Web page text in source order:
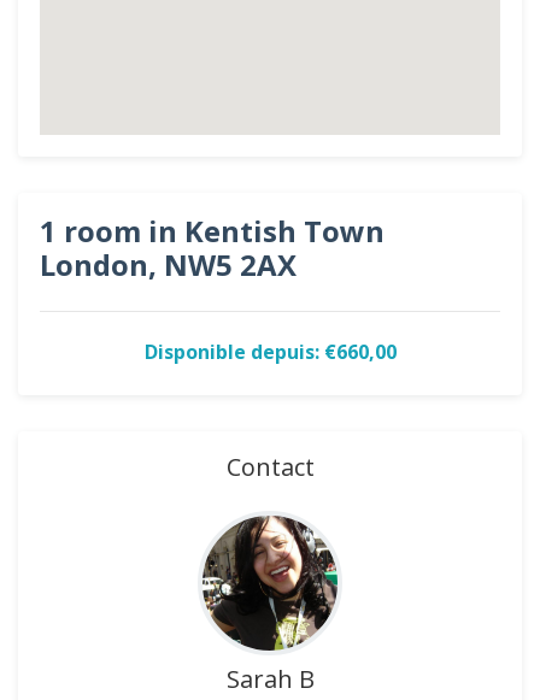
1 room in Kentish Town
London, NW5 2AX
Disponible depuis: €660,00
Contact
Sarah B